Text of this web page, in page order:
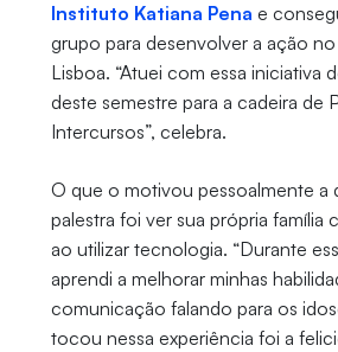
Instituto Katiana Pena e
grupo para desenvolver a ação
Lisboa. “Atuei com essa iniciativa
deste semestre para a cadeira de
Intercursos”, celebra.
O que o motivou pessoalmente a
palestra foi ver sua própria família
ao utilizar tecnologia. “Durante
aprendi a melhorar minhas
comunicação falando para os
tocou nessa experiência foi a